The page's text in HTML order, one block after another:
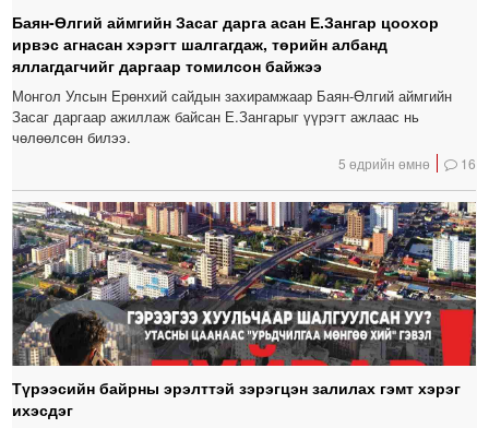
Баян-Өлгий аймгийн Засаг дарга асан Е.Зангар цоохор
ирвэс агнасан хэрэгт шалгагдаж, төрийн албанд
яллагдагчийг даргаар томилсон байжээ
Монгол Улсын Ерөнхий сайдын захирамжаар Баян-Өлгий аймгийн
Засаг даргаар ажиллаж байсан Е.Зангарыг үүрэгт ажлаас нь
чөлөөлсөн билээ.
5 өдрийн өмнө 16
Түрээсийн байрны эрэлттэй зэрэгцэн залилах гэмт хэрэг
ихэсдэг